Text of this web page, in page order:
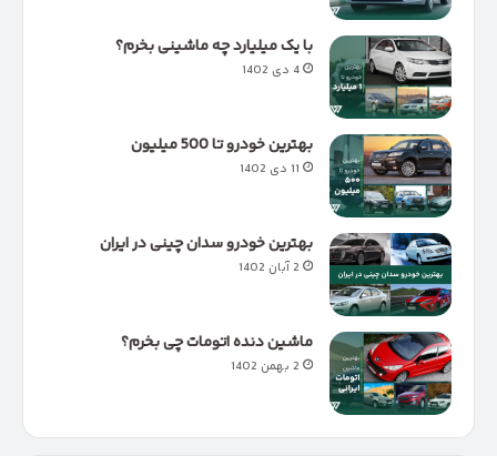
با یک میلیارد چه ماشینی بخرم؟
4 دی 1402
بهترین خودرو تا 500 میلیون
11 دی 1402
بهترین خودرو سدان چینی در ایران
2 آبان 1402
ماشین دنده اتومات چی بخرم؟
2 بهمن 1402